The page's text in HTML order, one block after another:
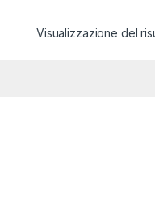
Visualizzazione del